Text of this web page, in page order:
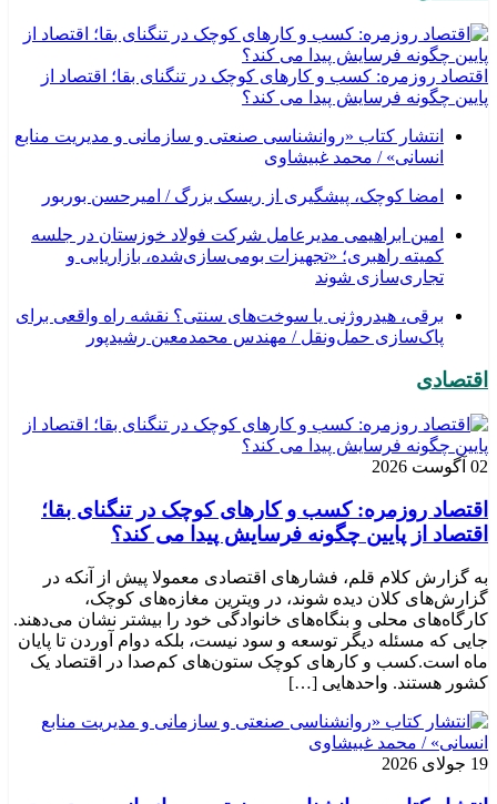
اقتصاد روزمره: کسب‌ و کارهای کوچک در تنگنای بقا؛ اقتصاد از
پایین چگونه فرسایش پیدا می کند؟
انتشار کتاب «روانشناسی صنعتی و سازمانی و مدیریت منابع
انسانی» / محمد غبیشاوی
امضا کوچک، پیشگیری از ریسک بزرگ / امیرحسن بوربور
امین ابراهیمی مدیرعامل شرکت فولاد خوزستان در جلسه
کمیته راهبری؛ «تجهیزات بومی‌سازی‌شده، بازاریابی و
تجاری‌سازی شوند
برقی، هیدروژنی یا سوخت‌های سنتی؟ نقشه راه واقعی برای
پاک‌سازی حمل‌ونقل / مهندس محمدمعین رشیدپور
اقتصادی
02 آگوست 2026
اقتصاد روزمره: کسب‌ و کارهای کوچک در تنگنای بقا؛
اقتصاد از پایین چگونه فرسایش پیدا می کند؟
به گزارش کلام قلم، فشارهای اقتصادی معمولا پیش از آنکه در
گزارش‌های کلان دیده شوند، در ویترین مغازه‌های کوچک،
کارگاه‌های محلی و بنگاه‌های خانوادگی خود را بیشتر نشان می‌دهند.
جایی که مسئله دیگر توسعه و سود نیست، بلکه دوام آوردن تا پایان
ماه است.کسب‌ و کارهای کوچک ستون‌های کم‌صدا در اقتصاد یک
کشور هستند. واحدهایی […]
19 جولای 2026